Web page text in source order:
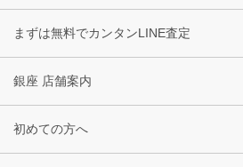
まずは無料でカンタンLINE査定
銀座 店舗案内
初めての方へ